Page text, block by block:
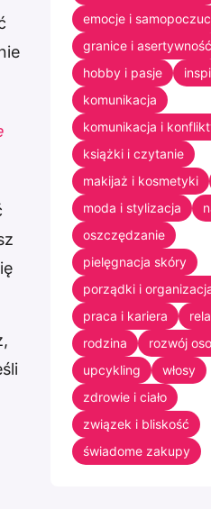
emocje i
granice i asertywność
hobby i pasje
komunikacja
komunikacja i
książki i czytanie
makijaż i kosmetyki
moda i stylizacja
oszczędzanie
pielęgnacja skóry
porządki i
praca i kariera
rodzina
rozwój
upcykling
włosy
zdrowie i ciało
związek i bliskość
świadome zakupy